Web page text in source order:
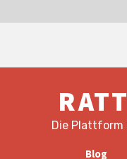
Die Plattform
Blog